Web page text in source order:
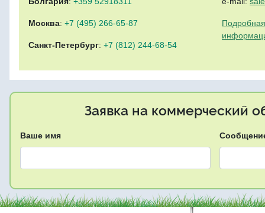
Москва: +7 (495) 266-65-87
Санкт-Петербург: +7 (812) 244-68-54
Заявка на коммерческий
Ваше имя